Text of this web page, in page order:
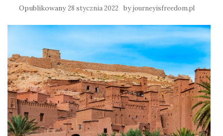
Opublikowany28 stycznia 2022 byjourneyisfreedom.pl